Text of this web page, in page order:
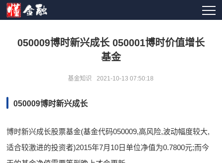
050009博时新兴成长 050001博时价值增长
基金
基金知识 2021-10-13 07:50:18
050009博时新兴成长
博时新兴成长股票基金(基金代码050009,高风险,波动幅度较大,
适合较激进的投资者)2015年7月10日单位净值为0.7800元;而今